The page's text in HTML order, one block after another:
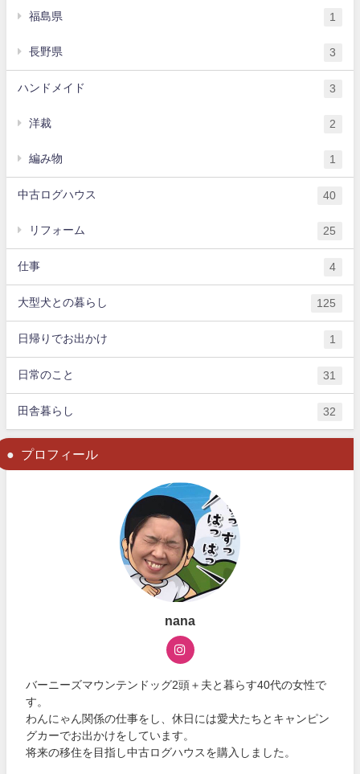
福島県 1
長野県 3
ハンドメイド 3
洋裁 2
編み物 1
中古ログハウス 40
リフォーム 25
仕事 4
大型犬との暮らし 125
日帰りでお出かけ 1
日常のこと 31
田舎暮らし 32
プロフィール
nana
バーニーズマウンテンドッグ2頭＋夫と暮らす40代の女性で
す。
わんにゃん関係の仕事をし、休日には愛犬たちとキャンピン
グカーでお出かけをしています。
将来の移住を目指し中古ログハウスを購入しました。